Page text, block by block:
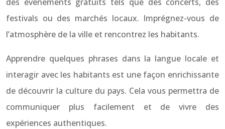
festivals ou des marchés locaux. Imprégnez-vous de
l’atmosphère de la ville et rencontrez les habitants.
Apprendre quelques phrases dans la langue locale et
interagir avec les habitants est une façon enrichissante
de découvrir la culture du pays. Cela vous permettra de
communiquer plus facilement et de vivre des
expériences authentiques.